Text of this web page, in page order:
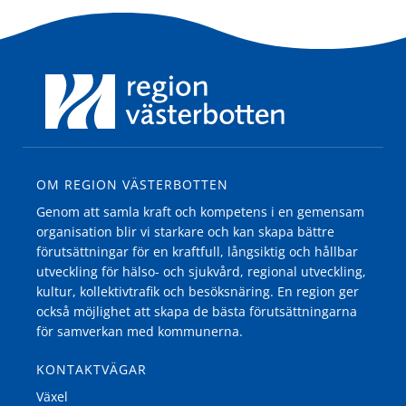
OM REGION VÄSTERBOTTEN
Genom att samla kraft och kompetens i en gemensam
organisation blir vi starkare och kan skapa bättre
förutsättningar för en kraftfull, långsiktig och hållbar
utveckling för hälso- och sjukvård, regional utveckling,
kultur, kollektivtrafik och besöksnäring. En region ger
också möjlighet att skapa de bästa förutsättningarna
för samverkan med kommunerna.
KONTAKTVÄGAR
Växel